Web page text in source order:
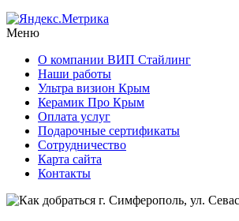
Меню
О компании ВИП Стайлинг
Наши работы
Ультра визион Крым
Керамик Про Крым
Оплата услуг
Подарочные сертификаты
Сотрудничество
Карта сайта
Контакты